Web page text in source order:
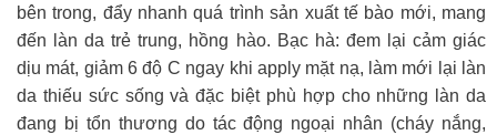
bên trong, đẩy nhanh quá trình sản xuất tế bào mới, mang
đến làn da trẻ trung, hồng hào. Bạc hà: đem lại cảm giác
dịu mát, giảm 6 độ C ngay khi apply mặt nạ, làm mới lại làn
da thiếu sức sống và đặc biệt phù hợp cho những làn da
đang bị tổn thương do tác động ngoại nhân (cháy nắng,